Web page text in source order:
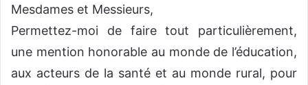
Mesdames et Messieurs,
Permettez-moi de faire tout particulièrement,
une mention honorable au monde de l’éducation,
aux acteurs de la santé et au monde rural, pour